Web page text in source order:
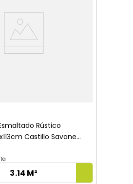
Rústico
Castillo Savane